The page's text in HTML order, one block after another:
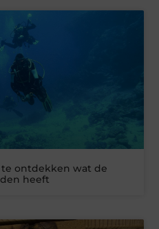
ontdekken wat de
heeft